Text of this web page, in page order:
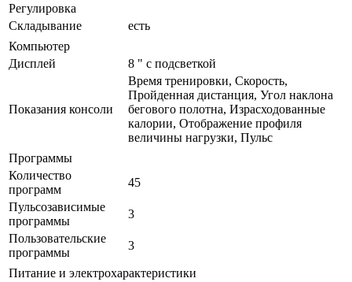
Регулировка
Складывание
есть
Компьютер
Дисплей
8 " c подсветкой
Показания консоли
Время тренировки, Скорость,
Пройденная дистанция, Угол наклона
бегового полотна, Израсходованные
калории, Отображение профиля
величины нагрузки, Пульс
Программы
Количество
программ
45
Пульсозависимые
программы
3
Пользовательские
программы
3
Питание и электрохарактеристики